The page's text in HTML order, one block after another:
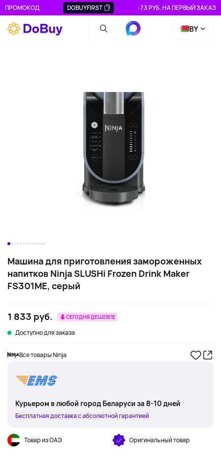
ПРОМОКОД DOBUYFIRST -73 РУБ. НА ПЕРВЫЙ ЗАКАЗ
BY
Машина для приготовления замороженных
напитков Ninja SLUSHi Frozen Drink Maker
FS301ME, серый
1 833 руб. СЕГОДНЯ ДЕШЕВЛЕ
Доступно для заказа
Все товары Ninja
Курьером в любой город Беларуси за 8-10 дней
Бесплатная доставка с абсолютной гарантией
Товар из ОАЭ Оригинальный товар